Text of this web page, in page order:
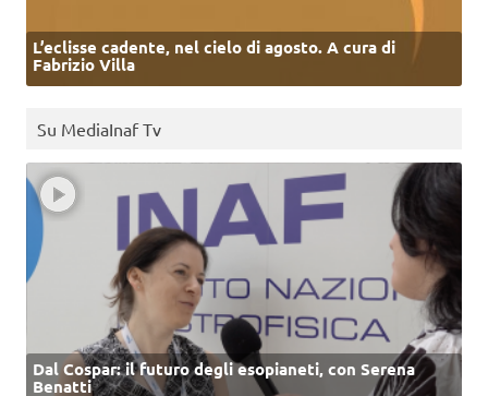
L’eclisse cadente, nel cielo di agosto. A cura di
Fabrizio Villa
Su MediaInaf Tv
Dal Cospar: il futuro degli esopianeti, con Serena
Benatti